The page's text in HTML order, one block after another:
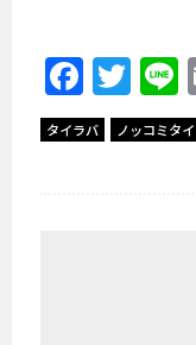
タイラバ ノッコミタ